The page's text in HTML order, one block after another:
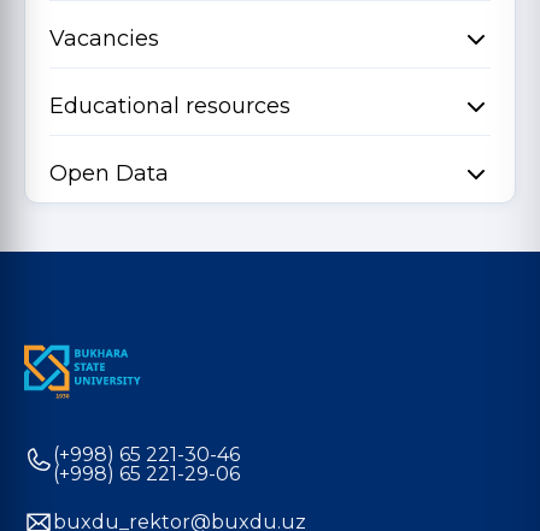
Vacancies
Educational resources
Open Data
(+998) 65 221-30-46
(+998) 65 221-29-06
buxdu_rektor@buxdu.uz